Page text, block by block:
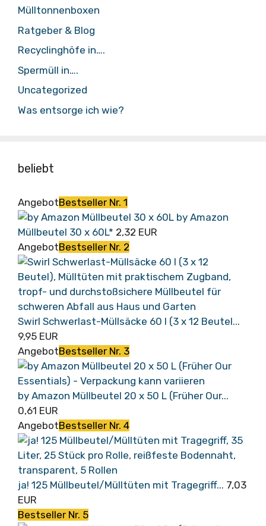
Mülltonnenboxen
Ratgeber & Blog
Recyclinghöfe in….
Spermüll in….
Uncategorized
Was entsorge ich wie?
beliebt
AngebotBestseller Nr. 1
by Amazon
Müllbeutel 30 x 60L* 2,32 EUR
AngebotBestseller Nr. 2
Swirl Schwerlast-Müllsäcke 60 l (3 x 12 Beutel...
9,95 EUR
AngebotBestseller Nr. 3
by Amazon Müllbeutel 20 x 50 L (Früher Our...
0,61 EUR
AngebotBestseller Nr. 4
ja! 125 Müllbeutel/Mülltüten mit Tragegriff... 7,03
EUR
Bestseller Nr. 5